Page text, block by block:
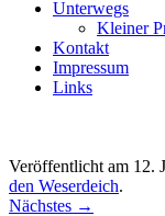
Unterwegs
Kleiner
Kontakt
Impressum
Links
Veröffentlicht am 12.
den Weserdeich.
Nächstes →